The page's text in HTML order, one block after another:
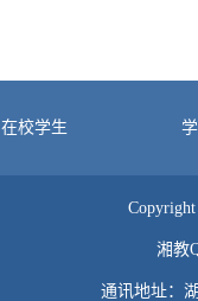
在校学生
湘教
通讯地址：